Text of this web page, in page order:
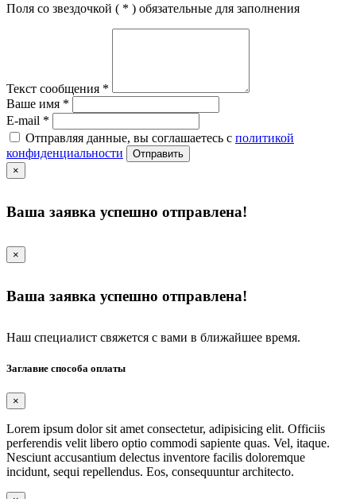
Поля со звездочкой ( * ) обязательные для заполнения
Текст сообщения *
Ваше имя *
E-mail *
Отправляя данные, вы соглашаетесь с политикой
конфиденциальности
Отправить
×
Ваша заявка успешно отправлена!
×
Ваша заявка успешно отправлена!
Наш специалист свяжется с вами в ближайшее время.
Заглавие способа оплаты
×
Lorem ipsum dolor sit amet consectetur, adipisicing elit. Officiis
perferendis velit libero optio commodi sapiente quas. Vel, itaque.
Nesciunt accusantium delectus inventore facilis doloremque
incidunt, sequi repellendus. Eos, consequuntur architecto.